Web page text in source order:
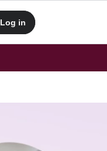
Log in